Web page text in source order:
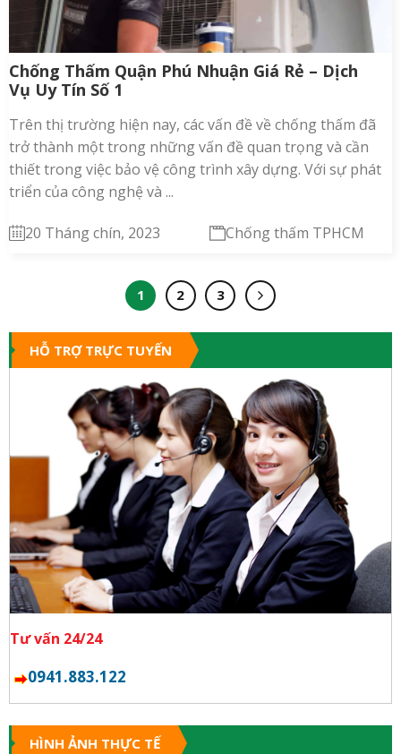
Chống Thấm Quận Phú Nhuận Giá Rẻ – Dịch
Vụ Uy Tín Số 1
Trên thị trường hiện nay, các vấn đề về chống thấm đã
trở thành một trong những vấn đề quan trọng và cần
thiết trong việc bảo vệ công trình xây dựng. Với sự phát
triển của công nghệ và ...
20 Tháng chín, 2023 Chống thấm TPHCM
1 2 3
HỖ TRỢ TRỰC TUYẾN
Tư vấn 24/24
0941.883.122
HÌNH ẢNH THỰC TẾ